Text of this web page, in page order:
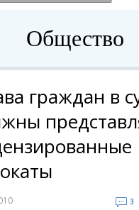
Общество
граждан в
3